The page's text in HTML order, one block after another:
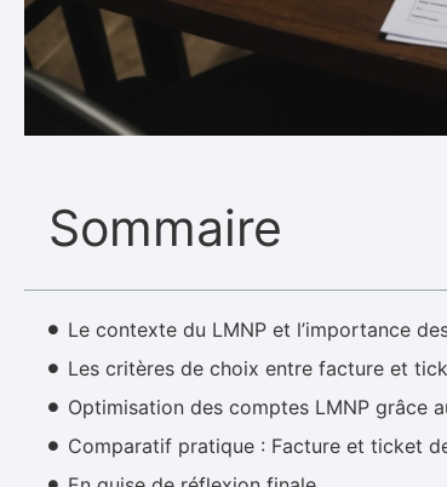
Sommaire
Le contexte du LMNP et l’importance
Les critères de choix entre facture et
Optimisation des comptes LMNP grâce
Comparatif pratique : Facture et ticket